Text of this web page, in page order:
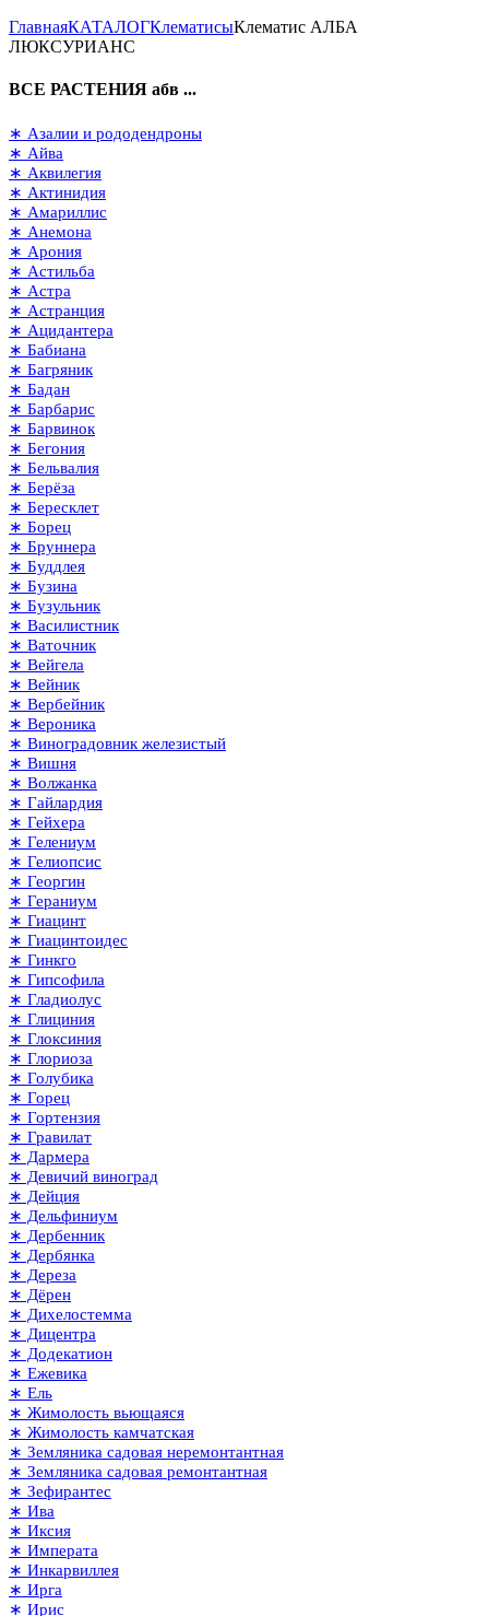
ГлавнаяКАТАЛОГКлематисыКлематис АЛБА
ЛЮКСУРИАНС
ВСЕ РАСТЕНИЯ абв ...
∗ Азалии и рододендроны
∗ Айва
∗ Аквилегия
∗ Актинидия
∗ Амариллис
∗ Анемона
∗ Арония
∗ Астильба
∗ Астра
∗ Астранция
∗ Ацидантера
∗ Бабиана
∗ Багряник
∗ Бадан
∗ Барбарис
∗ Барвинок
∗ Бегония
∗ Бельвалия
∗ Берёза
∗ Бересклет
∗ Борец
∗ Бруннера
∗ Буддлея
∗ Бузина
∗ Бузульник
∗ Василистник
∗ Ваточник
∗ Вейгела
∗ Вейник
∗ Вербейник
∗ Вероника
∗ Виноградовник железистый
∗ Вишня
∗ Волжанка
∗ Гайлардия
∗ Гейхера
∗ Гелениум
∗ Гелиопсис
∗ Георгин
∗ Гераниум
∗ Гиацинт
∗ Гиацинтоидес
∗ Гинкго
∗ Гипсофила
∗ Гладиолус
∗ Глициния
∗ Глоксиния
∗ Глориоза
∗ Голубика
∗ Горец
∗ Гортензия
∗ Гравилат
∗ Дармера
∗ Девичий виноград
∗ Дейция
∗ Дельфиниум
∗ Дербенник
∗ Дербянка
∗ Дереза
∗ Дёрен
∗ Дихелостемма
∗ Дицентра
∗ Додекатион
∗ Ежевика
∗ Ель
∗ Жимолость вьющаяся
∗ Жимолость камчатская
∗ Земляника садовая неремонтантная
∗ Земляника садовая ремонтантная
∗ Зефирантес
∗ Ива
∗ Иксия
∗ Императа
∗ Инкарвиллея
∗ Ирга
∗ Ирис